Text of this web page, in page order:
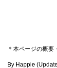
＊本ページの概要
By Happie